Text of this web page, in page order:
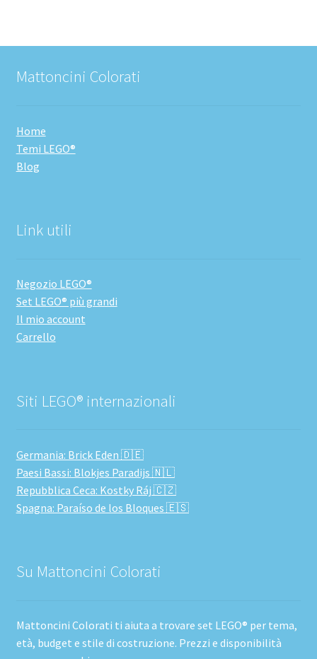
Mattoncini Colorati
Home
Temi LEGO®
Blog
Link utili
Negozio LEGO®
Set LEGO® più grandi
Il mio account
Carrello
Siti LEGO® internazionali
Germania: Brick Eden 🇩🇪
Paesi Bassi: Blokjes Paradijs 🇳🇱
Repubblica Ceca: Kostky Ráj 🇨🇿
Spagna: Paraíso de los Bloques 🇪🇸
Su Mattoncini Colorati
Mattoncini Colorati ti aiuta a trovare set LEGO® per tema,
età, budget e stile di costruzione. Prezzi e disponibilità